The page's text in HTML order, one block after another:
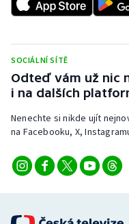
Sportovní střelba
Stolní tenis
Triatlon
Vodní slalom
Volejbal
SOCIÁLNÍ SÍTĚ
Odteď vám už nic
i na dalších
Nenechte si nikde ujít
na Facebooku, X,